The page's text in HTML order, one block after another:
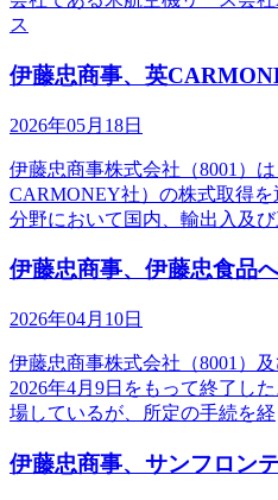
ス
伊藤忠商事、英
2026年05月18日
伊藤忠商事株式会社（8001）
CARMONEY社）の株式取得
分野において国内、輸出入及
伊藤忠商事、伊藤忠食品
2026年04月10日
伊藤忠商事株式会社（8001）
2026年4月9日をもって終了し
場しているが、所定の手続を経
伊藤忠商事、サンフロン